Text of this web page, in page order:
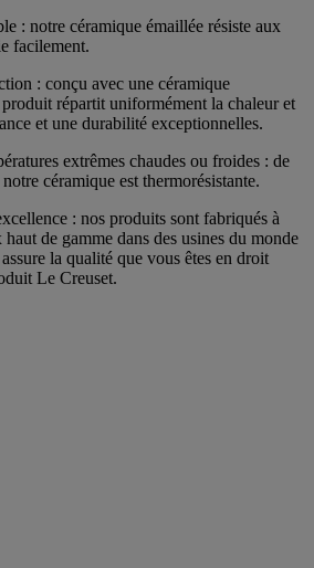
: notre céramique émaillée résiste aux
facilement.
: conçu avec une céramique
répartit uniformément la chaleur et
et une durabilité exceptionnelles.
extrêmes chaudes ou froides : de
céramique est thermorésistante.
: nos produits sont fabriqués à
de gamme dans des usines du monde
la qualité que vous êtes en droit
Le Creuset.